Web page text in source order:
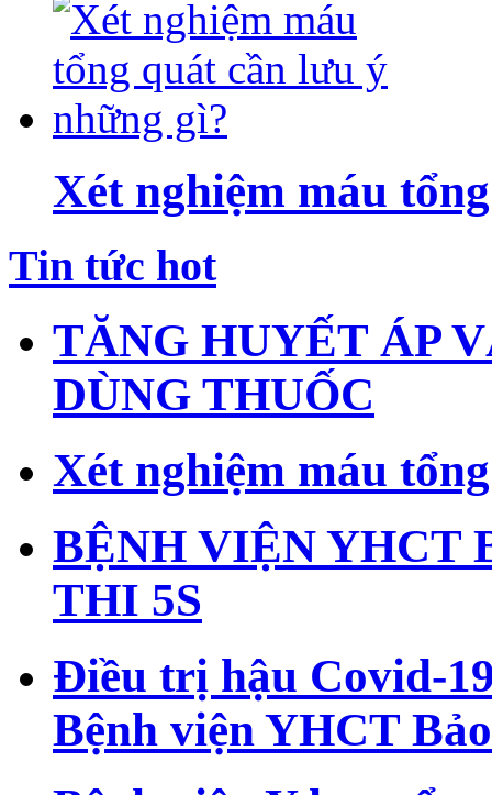
Xét nghiệm máu
Tin tức hot
TĂNG HUYẾT ÁP
DÙNG THUỐC
Xét nghiệm máu
BỆNH VIỆN YHCT
THI 5S
Điều trị hậu Covid-
Bệnh viện YHCT